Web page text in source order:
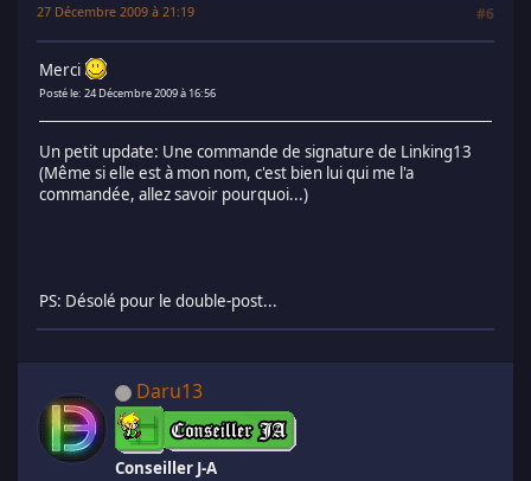
27 Décembre 2009 à 21:19 #6
Merci
Posté le: 24 Décembre 2009 à 16:56
Un petit update: Une commande de signature de Linking13
(Même si elle est à mon nom, c'est bien lui qui me l'a
commandée, allez savoir pourquoi...)
PS: Désolé pour le double-post...
Daru13
Conseiller J-A